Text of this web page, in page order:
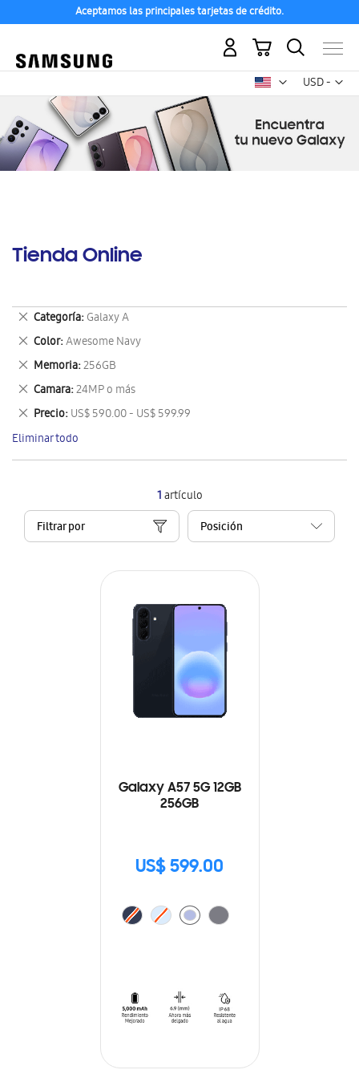
Aceptamos las principales tarjetas de crédito.
USD -
dólar
Mi carrito
Tienda Online
1artículo
Filtrar por
Galaxy A57 5G 12GB
256GB
US$ 599.00
Categoría Galaxy A
Eliminar
este
artículo
Color Awesome Navy
Eliminar
este
artículo
Memoria 256GB
Eliminar
este
artículo
Camara 24MP o más
Eliminar
este
artículo
Precio US$ 590.00 - US$ 599.99
Eliminar
este
artículo
Eliminar todo